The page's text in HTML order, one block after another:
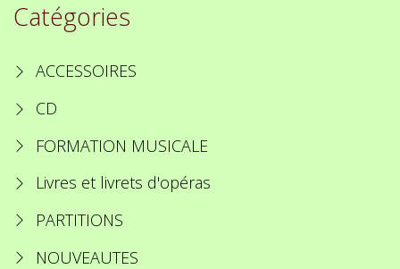
Catégories
ACCESSOIRES
CD
FORMATION MUSICALE
Livres et livrets d'opéras
PARTITIONS
NOUVEAUTES